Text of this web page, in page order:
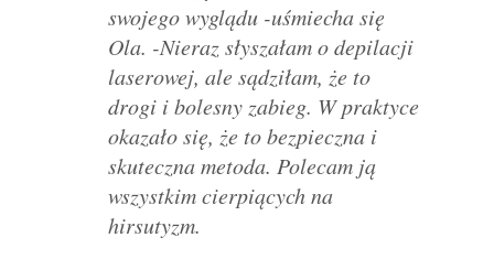
swojego wyglądu -uśmiecha się
Ola. -Nieraz słyszałam o depilacji
laserowej, ale sądziłam, że to
drogi i bolesny zabieg. W praktyce
okazało się, że to bezpieczna i
skuteczna metoda. Polecam ją
wszystkim cierpiących na
hirsutyzm.